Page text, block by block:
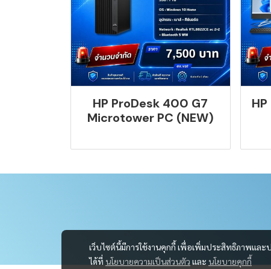
HP ProDesk 400 G7
Microtower PC (NEW)
เว็บไซต์นี้มีการใช้งานคุกกี้ เพื่อเพิ่มประสิทธิภาพและ
ได้ที่ นโยบายความเป็นส่วนตัว และ นโยบายคุกกี้